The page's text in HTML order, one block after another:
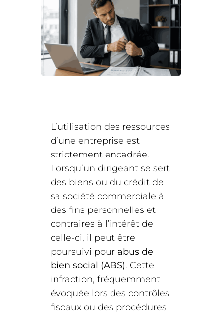
L’utilisation des ressources
d’une entreprise est
strictement encadrée.
Lorsqu’un dirigeant se sert
des biens ou du crédit de
sa société commerciale à
des fins personnelles et
contraires à l’intérêt de
celle-ci, il peut être
poursuivi pour abus de
bien social (ABS). Cette
infraction, fréquemment
évoquée lors des contrôles
fiscaux ou des procédures